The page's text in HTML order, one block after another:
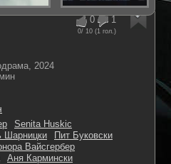
0 1
0/ 10 (1 гол.)
2024
Senita Huskic
Шарницки
Пит Буковски
Вайсгербер
Аня Кармински